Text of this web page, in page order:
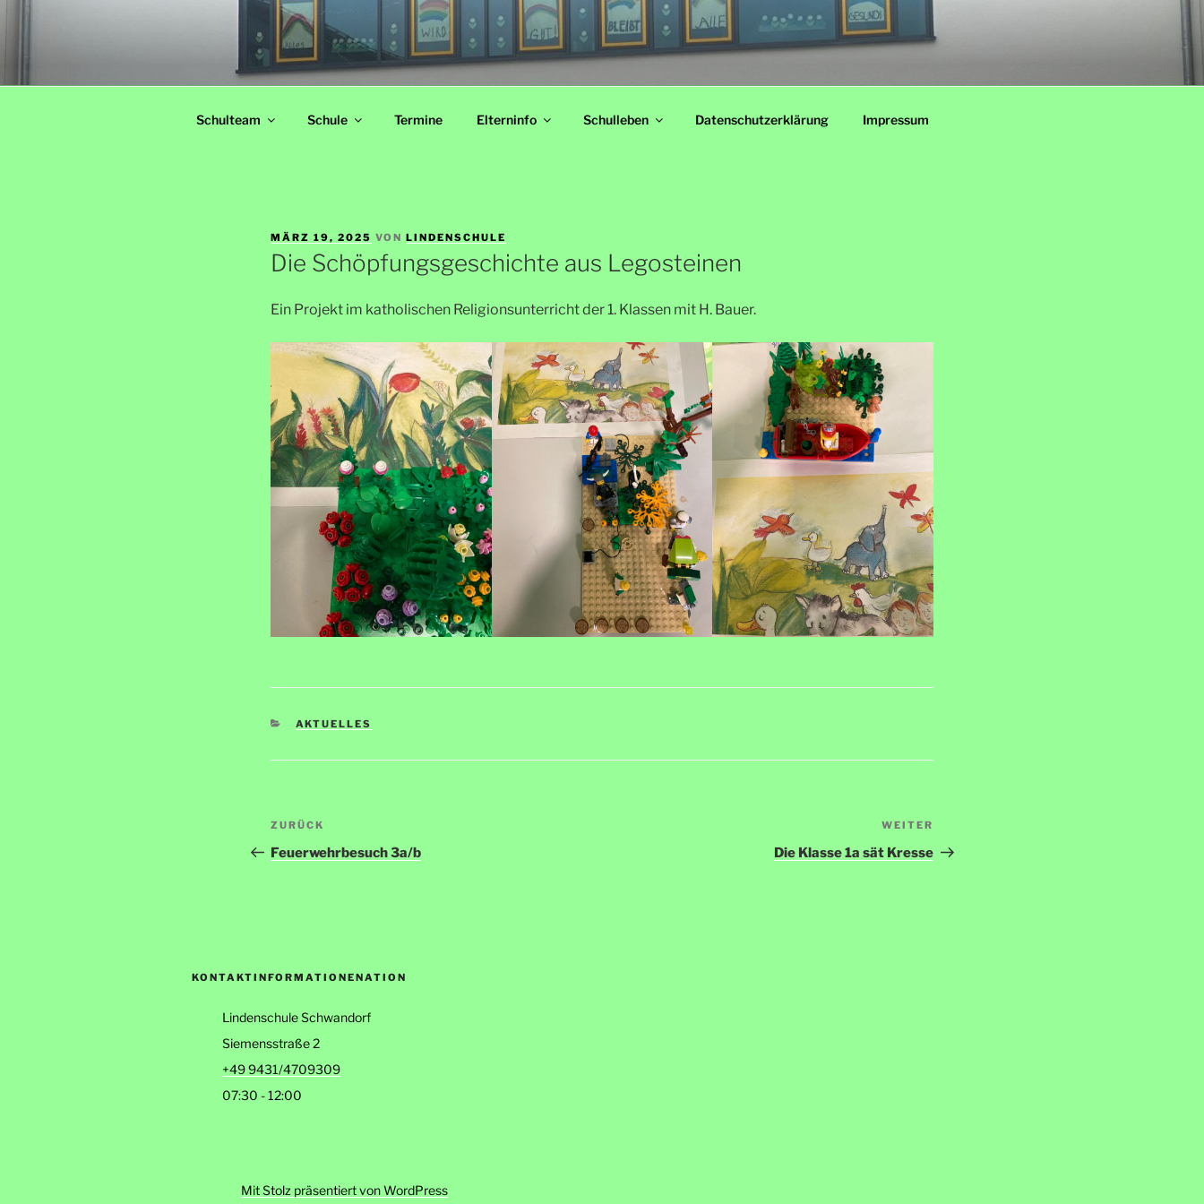
LINDENSCHULE
Grundschule Schwandorf
Schulteam Schule Termine Elterninfo Schulleben Datenschutzerklärung Impressum
VERÖFFENTLICHT
AM
MÄRZ 19, 2025 VON LINDENSCHULE
Die Schöpfungsgeschichte aus Legosteinen
Ein Projekt im katholischen Religionsunterricht der 1. Klassen mit H. Bauer.
KATEGORIEN
AKTUELLES
Beitragsnavigation
Vorheriger
Beitrag
ZURÜCK
Feuerwehrbesuch 3a/b
Beitrag
WEITER
Die Klasse 1a sät Kresse
KONTAKTINFORMATIONENATION
Lindenschule Schwandorf
Siemensstraße 2
+49 9431/4709309
07:30 - 12:00
Mit Stolz präsentiert von WordPress